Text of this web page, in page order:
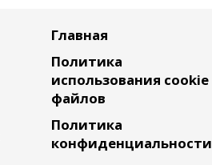
Главная
Политика
использования cookie
файлов
Политика
конфиденциальности